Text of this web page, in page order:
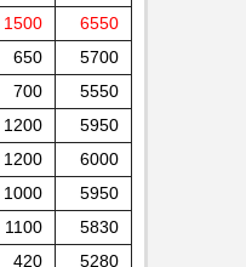
1500
6550
650
5700
700
5550
1200
5950
1200
6000
1000
5950
1100
5830
420 5280